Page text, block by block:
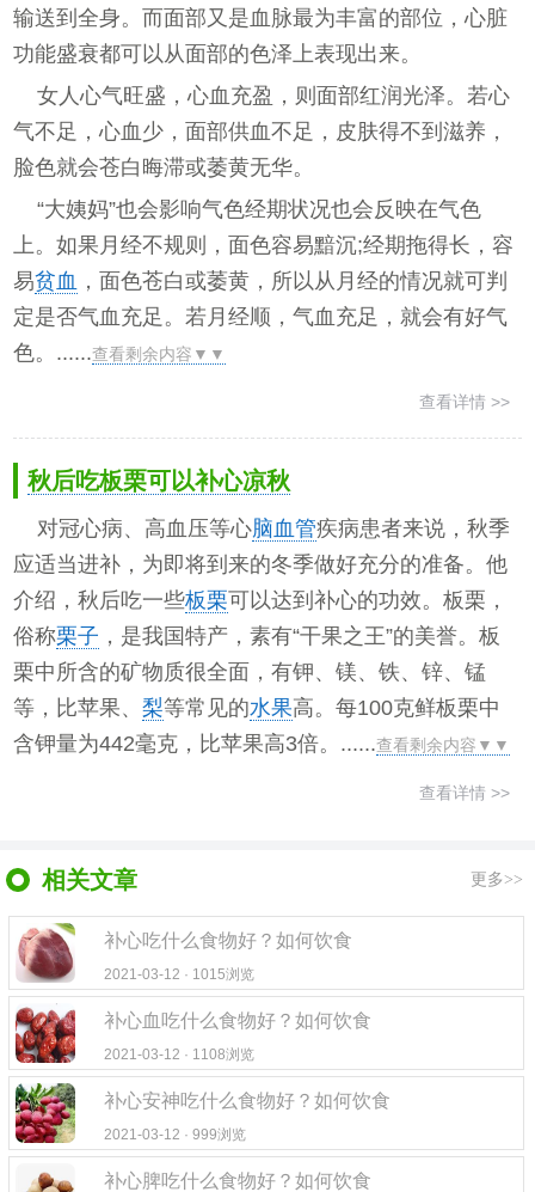
输送到全身。而面部又是血脉最为丰富的部位，心脏
功能盛衰都可以从面部的色泽上表现出来。
女人心气旺盛，心血充盈，则面部红润光泽。若心
气不足，心血少，面部供血不足，皮肤得不到滋养，
脸色就会苍白晦滞或萎黄无华。
“大姨妈”也会影响气色经期状况也会反映在气色
上。如果月经不规则，面色容易黯沉;经期拖得长，容
易贫血 ，面色苍白或萎黄，所以从月经的情况就可判
定是否气血充足。若月经顺，气血充足，就会有好气
色。......查看剩余内容▼▼
查看详情 >>
秋后吃板栗可以补心凉秋
对冠心病、高血压等心脑血管疾病患者来说，秋季
应适当进补，为即将到来的冬季做好充分的准备。他
介绍，秋后吃一些板栗可以达到补心的功效。板栗，
俗称栗子 ，是我国特产，素有“干果之王”的美誉。板
栗中所含的矿物质很全面，有钾、镁、铁、锌、锰
等，比苹果、梨等常见的水果高。每100克鲜板栗中
含钾量为442毫克，比苹果高3倍。......查看剩余内容▼▼
查看详情 >>
相关文章 更多>>
补心吃什么食物好？如何饮食
2021-03-12 · 1015浏览
补心血吃什么食物好？如何饮食
2021-03-12 · 1108浏览
补心安神吃什么食物好？如何饮食
2021-03-12 · 999浏览
补心脾吃什么食物好？如何饮食